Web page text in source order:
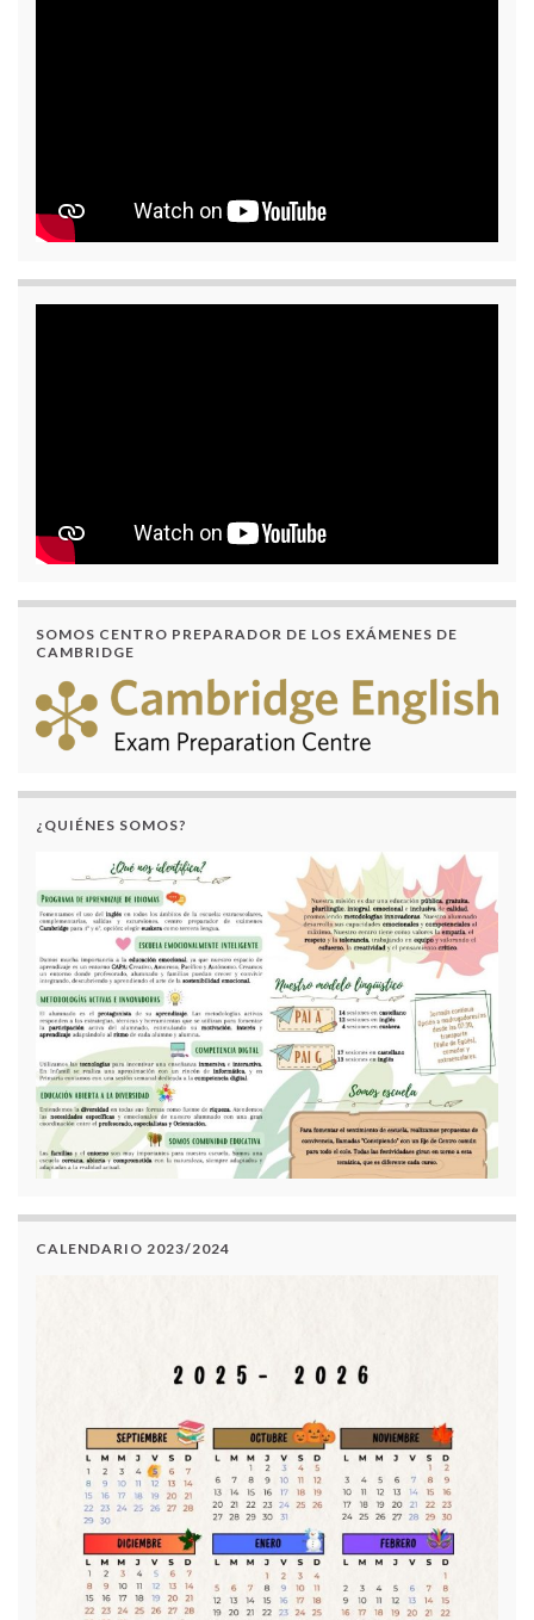
SOMOS CENTRO PREPARADOR DE LOS EXÁMENES DE
CAMBRIDGE
¿QUIÉNES SOMOS?
CALENDARIO 2023/2024